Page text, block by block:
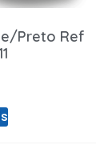
Preto Ref